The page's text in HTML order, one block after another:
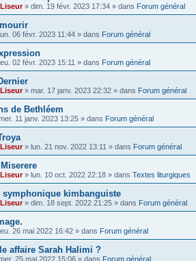
» dim. 19 févr. 2023 17:34 » dans Forum général
06 févr. 2023 11:44 » dans Forum général
02 févr. 2023 15:11 » dans Forum général
» mar. 17 janv. 2023 22:32 » dans Forum général
de Bethléem
11 janv. 2023 13:25 » dans Forum général
» lun. 21 nov. 2022 13:11 » dans Forum général
» lun. 10 oct. 2022 22:18 » dans Textes liturgiques
symphonique kimbanguiste
» dim. 18 sept. 2022 21:25 » dans Forum général
26 mai 2022 16:42 » dans Forum général
affaire Sarah Halimi ?
25 mai 2022 15:06 » dans Forum général